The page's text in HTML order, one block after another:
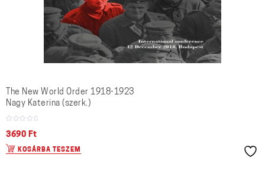
The New World Order 1918-1923
Nagy Katerina (szerk.)
3690 Ft
KOSÁRBA TESZEM